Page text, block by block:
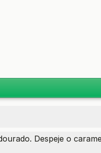
Despeje o